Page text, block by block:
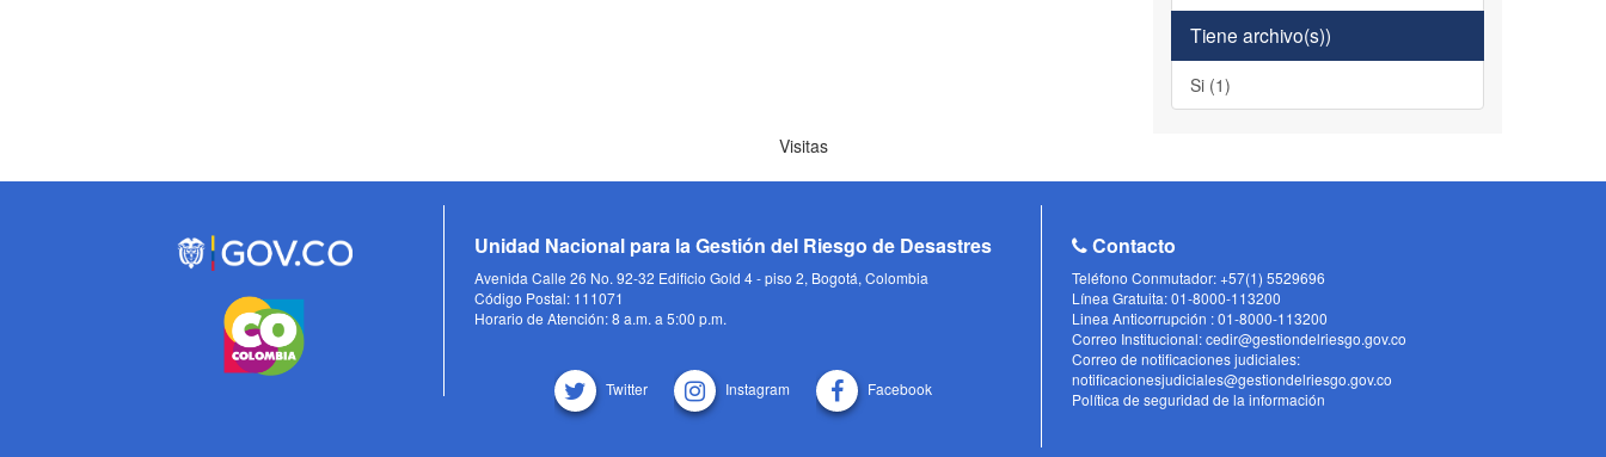
Tiene archivo(s))
Si (1)
Visitas
Unidad Nacional para la Gestión del Riesgo de Desastres
Avenida Calle 26 No. 92-32 Edificio Gold 4 - piso 2, Bogotá, Colombia
Código Postal: 111071
Horario de Atención: 8 a.m. a 5:00 p.m.
Twitter Instagram Facebook
Contacto
Teléfono Conmutador: +57(1) 5529696
Línea Gratuita: 01-8000-113200
Linea Anticorrupción : 01-8000-113200
Correo Institucional: cedir@gestiondelriesgo.gov.co
Correo de notificaciones judiciales:
notificacionesjudiciales@gestiondelriesgo.gov.co
Política de seguridad de la información